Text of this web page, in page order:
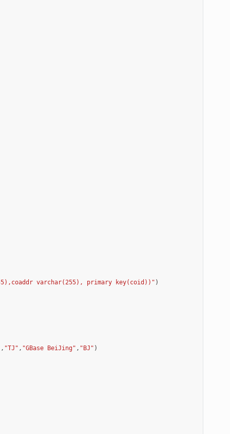
varchar(255), primary key(coid))" )
, "TJ" , "GBase BeiJing" , "BJ" )